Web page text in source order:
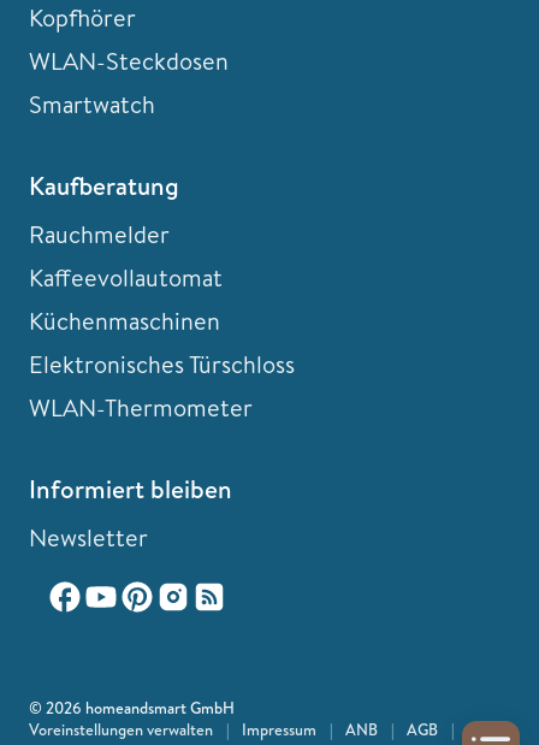
Kopfhörer
WLAN-Steckdosen
Smartwatch
Kaufberatung
Rauchmelder
Kaffeevollautomat
Küchenmaschinen
Elektronisches Türschloss
WLAN-Thermometer
Informiert bleiben
Newsletter
© 2026 homeandsmart GmbH
Voreinstellungen verwalten
| Impressum | ANB | AGB
|